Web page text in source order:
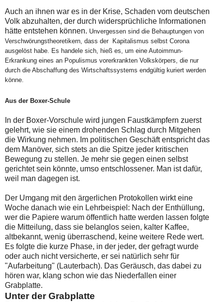
Auch an ihnen war es in der Krise, Schaden vom deutschen
Volk abzuhalten, der durch widersprüchliche Informationen
hätte entstehen können. Unvergessen sind die Behauptungen von
Verschwörungstheoretikern, dass der Kapitalismus selbst Corona
ausgelöst habe. Es handele sich, hieß es, um eine Autoimmun-
Erkrankung eines an Populismus vorerkrankten Volkskörpers, die nur
durch die Abschaffung des Wirtschaftssystems endgültig kuriert werden
könne.
Aus der Boxer-Schule
In der Boxer-Vorschule wird jungen Faustkämpfern zuerst
gelehrt, wie sie einem drohenden Schlag durch Mitgehen
die Wirkung nehmen. Im politischen Geschäft entspricht das
dem Manöver, sich stets an die Spitze jeder kritischen
Bewegung zu stellen. Je mehr sie gegen einen selbst
gerichtet sein könnte, umso entschlossener. Man ist dafür,
weil man dagegen ist.
Der Umgang mit den ärgerlichen Protokollen wirkt eine
Woche danach wie ein Lehrbeispiel: Nach der Enthüllung,
wer die Papiere warum öffentlich hatte werden lassen folgte
die Mitteilung, dass sie belanglos seien, kalter Kaffee,
altbekannt, wenig überraschend, keine weitere Rede wert.
Es folgte die kurze Phase, in der jeder, der gefragt wurde
oder auch nicht versicherte, er sei natürlich sehr für
"Aufarbeitung" (Lauterbach). Das Geräusch, das dabei zu
hören war, klang schon wie das Niederfallen einer
Grabplatte.
Unter der Grabplatte